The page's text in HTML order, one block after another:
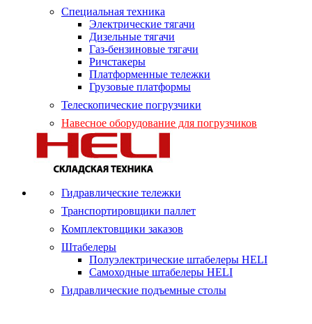
Специальная техника
Электрические тягачи
Дизельные тягачи
Газ-бензиновые тягачи
Ричстакеры
Платформенные тележки
Грузовые платформы
Телескопические погрузчики
Навесное оборудование для погрузчиков
Гидравлические тележки
Транспортировщики паллет
Комплектовщики заказов
Штабелеры
Полуэлектрические штабелеры HELI
Самоходные штабелеры HELI
Гидравлические подъемные столы